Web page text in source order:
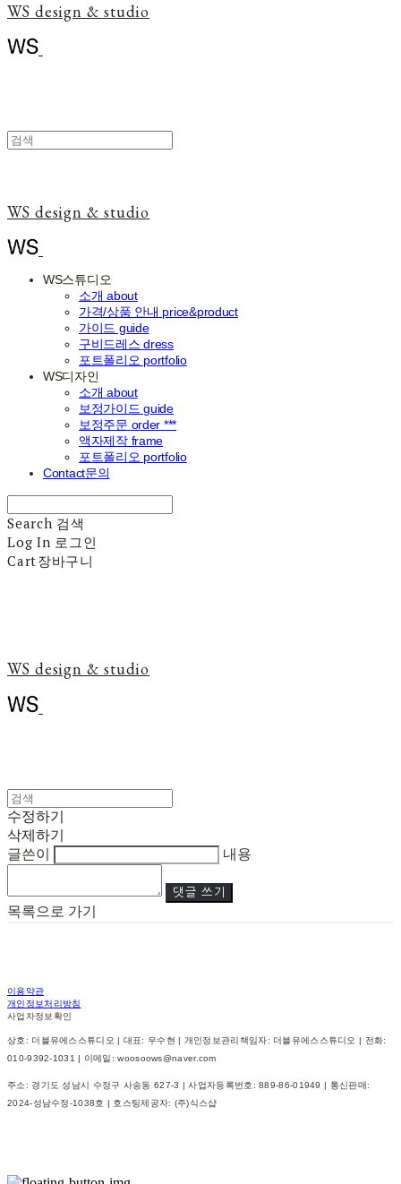
WS design & studio
WS design & studio
WS스튜디오
소개 about
가격/상품 안내 price&product
가이드 guide
구비드레스 dress
포트폴리오 portfolio
WS디자인
소개 about
보정가이드 guide
보정주문 order ***
액자제작 frame
포트폴리오 portfolio
Contact문의
Search 검색
Log In 로그인
Cart장바구니
WS design & studio
수정하기
삭제하기
글쓴이
내용
댓글 쓰기
목록으로 가기
이용약관
개인정보처리방침
사업자정보확인
상호: 더블유에스스튜디오 | 대표: 우수현 | 개인정보관리책임자: 더블유에스스튜디오 | 전화:
010-9392-1031 | 이메일: woosoows@naver.com
주소: 경기도 성남시 수정구 사송동 627-3 | 사업자등록번호:889-86-01949 | 통신판매:
2024-성남수정-1038호 | 호스팅제공자: (주)식스샵